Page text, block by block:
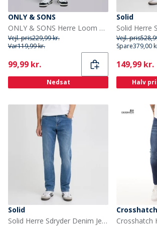
ONLY & SONS
ONLY & SONS Herre Loom Box Jeans Grey Denim
Vejl. pris229,99 kr.
Var119,99 kr.
Current
99,99 kr.
Nedsat
Solid
Vejl. pris
Spare379,00
Current
149,99 kr.
Halv
Solid
Solid Herre Sdryder Denim Jeans Middle Vintage Blue Denim
Crosshatch